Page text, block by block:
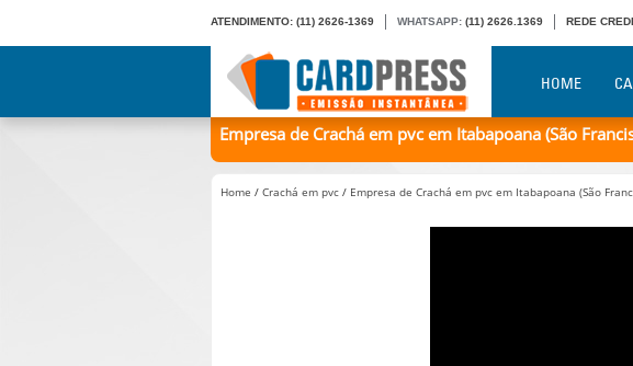
ATENDIMENTO: (11) 2626-1369 WHATSAPP: (11) 2626.1369 REDE
HOME
Empresa de Crachá em pvc em Itabapoana (São
Home / Crachá em pvc / Empresa de Crachá em pvc em Itabapoana (São